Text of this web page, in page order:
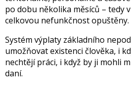
po dobu několika měsíců – tedy
celkovou nefunkčnost opuštěny.
Systém výplaty základního
umožňovat existenci člověka, i
nechtějí práci, i když by ji mohli
daní.